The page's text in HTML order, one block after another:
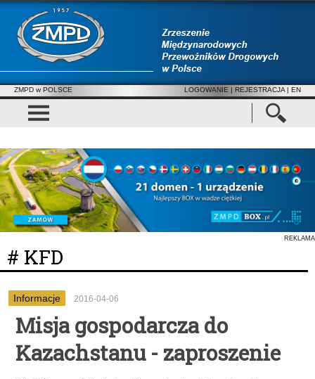
ZMPD w POLSCE LOGOWANIE | REJESTRACJA | EN
REKLAMA
# KFD
Informacje 2016-04-06
Misja gospodarcza do
Kazachstanu - zaproszenie